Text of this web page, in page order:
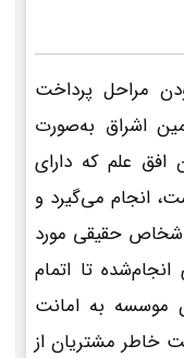
مراحل پرداخت
اشراق به‌صورت
افق علم که دارای
انجام می‌گیرد و
حقیقی مورد
تا اتمام
موسسه به امانت
خاطر مشتریان از